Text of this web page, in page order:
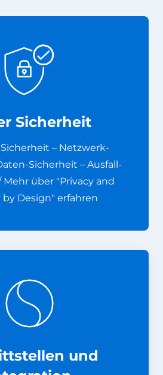
Sicherheit
– Netzwerk-
Sicherheit – Ausfall-
Mehr über "Privacy and
by Design" erfahren
und